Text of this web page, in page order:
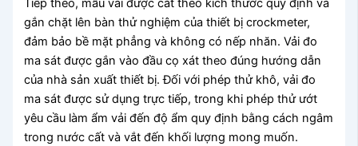
Tiếp theo, mẫu vải được cắt theo kích thước quy định và
gắn chặt lên bàn thử nghiệm của thiết bị crockmeter,
đảm bảo bề mặt phẳng và không có nếp nhăn. Vải đo
ma sát được gắn vào đầu cọ xát theo đúng hướng dẫn
của nhà sản xuất thiết bị. Đối với phép thử khô, vải đo
ma sát được sử dụng trực tiếp, trong khi phép thử ướt
yêu cầu làm ẩm vải đến độ ẩm quy định bằng cách ngâm
trong nước cất và vắt đến khối lượng mong muốn.